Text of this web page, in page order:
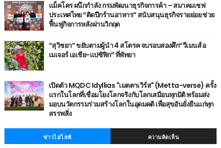
แม็คโคร ผนึกกำลัง กรมพัฒนาธุรกิจการค้า – สมาคมเชฟ
ประเทศไทย “ติดปีกร้านอาหาร” สนับสนุนธุรกิจรายย่อย ช่วย
ฟื้นฟูกิจการหลังผ่านวิกฤต
“สุวิชยา” ขยับตามผู้นำ 4 สโตรค จบรอบสองศึก“วีเมนส์ อ
เมเจอร์ เอเชีย-แปซิฟิก” ที่พัทยา
เปิดตัว MQDC Idyllias "เมตตาเวิร์ส" (Metta-verse) ครั้ง
แรกในโลกที่เชื่อมโยงโลกจริงกับโลกเสมือนทุกมิติ พร้อมส่ง
มอบนวัตกรรมร่วมสร้างโลกในอุดมคติ เพื่อสุขอันยั่งยืนแก่ทุก
สรรพสิ่ง
ข่าวไฮไลท์ ความคิดเห็น